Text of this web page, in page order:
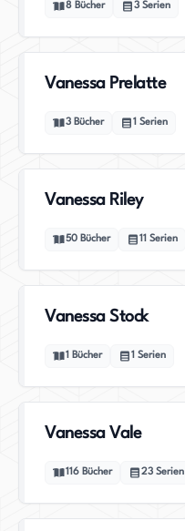
8 Bücher 3 Serien
Vanessa Prelatte
3 Bücher 1 Serien
Vanessa Riley
50 Bücher 11 Serien
Vanessa Stock
1 Bücher 1 Serien
Vanessa Vale
116 Bücher 23 Serien